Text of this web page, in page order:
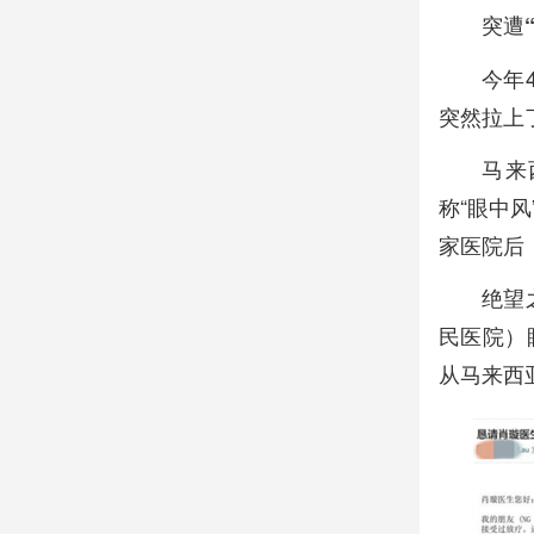
突遭
今年
突然拉上
马
称“眼中
家医院后
绝望
民医院
从马来西